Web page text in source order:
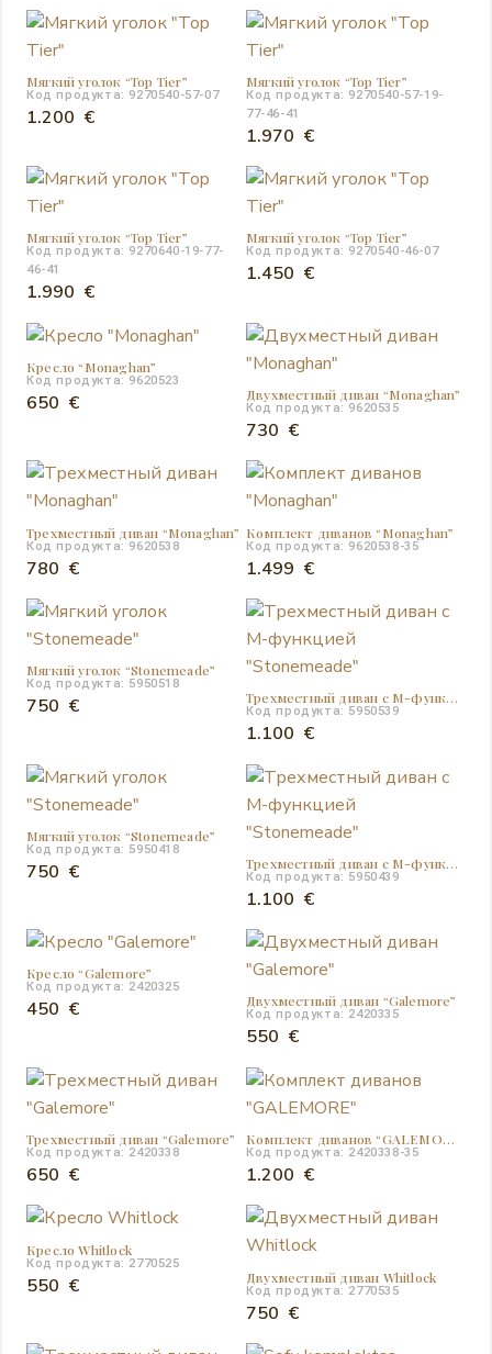
Мягкий уголок “Top Tier”
Код продукта: 9270540-57-07
1.200 €
Мягкий уголок “Top Tier”
Код продукта: 9270540-57-19-
77-46-41
1.970 €
Мягкий уголок “Top Tier”
Код продукта: 9270640-19-77-
46-41
1.990 €
Мягкий уголок “Top Tier”
Код продукта: 9270540-46-07
1.450 €
Кресло “Monaghan”
Код продукта: 9620523
650 € Двухместный диван “Monaghan”
Код продукта: 9620535
730 €
Трехместный диван “Monaghan”
Код продукта: 9620538
780 €
Комплект диванов “Monaghan”
Код продукта: 9620538-35
1.499 €
Мягкий уголок “Stonemeade”
Код продукта: 5950518
750 € Трехместный диван с М-функцией “Stonemeade”
Код продукта: 5950539
1.100 €
Мягкий уголок “Stonemeade”
Код продукта: 5950418
750 € Трехместный диван с М-функцией “Stonemeade”
Код продукта: 5950439
1.100 €
Кресло “Galemore”
Код продукта: 2420325
450 € Двухместный диван “Galemore”
Код продукта: 2420335
550 €
Трехместный диван “Galemore”
Код продукта: 2420338
650 €
Комплект диванов “GALEMORE”
Код продукта: 2420338-35
1.200 €
Кресло Whitlock
Код продукта: 2770525
550 € Двухместный диван Whitlock
Код продукта: 2770535
750 €